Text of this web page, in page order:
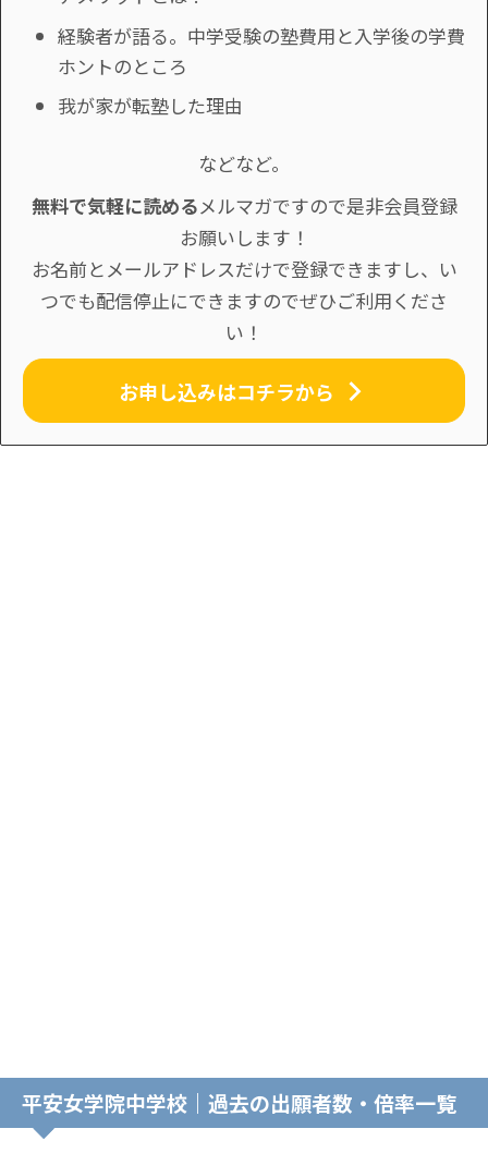
経験者が語る。中学受験の塾費用と入学後の学費
ホントのところ
我が家が転塾した理由
などなど。
無料で気軽に読めるメルマガですので是非会員登録
お願いします！
お名前とメールアドレスだけで登録できますし、い
つでも配信停止にできますのでぜひご利用くださ
い！
お申し込みはコチラから
平安女学院中学校｜過去の出願者数・倍率一覧